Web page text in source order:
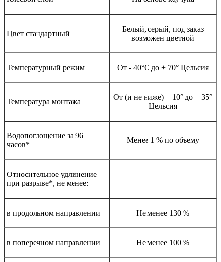
Цвет стандартный
Белый, серый, под заказ
возможен цветной
Температурный режим От - 40°С до + 70° Цельсия
Температура монтажа
От (и не ниже) + 10° до + 35°
Цельсия
Водопоглощение за 96
часов*
Менее 1 % по объему
Относительное удлинение
при разрыве*, не менее:
в продольном направлении Не менее 130 %
в поперечном направлении Не менее 100 %